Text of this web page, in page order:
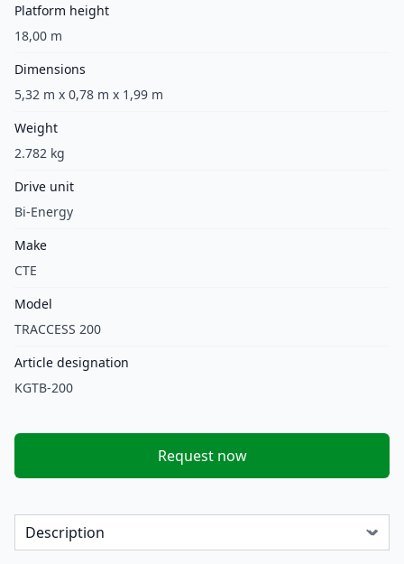
Platform height
18,00 m
Dimensions
5,32 m x 0,78 m x 1,99 m
Weight
2.782 kg
Drive unit
Bi-Energy
Make
CTE
Model
TRACCESS 200
Article designation
KGTB-200
Request now